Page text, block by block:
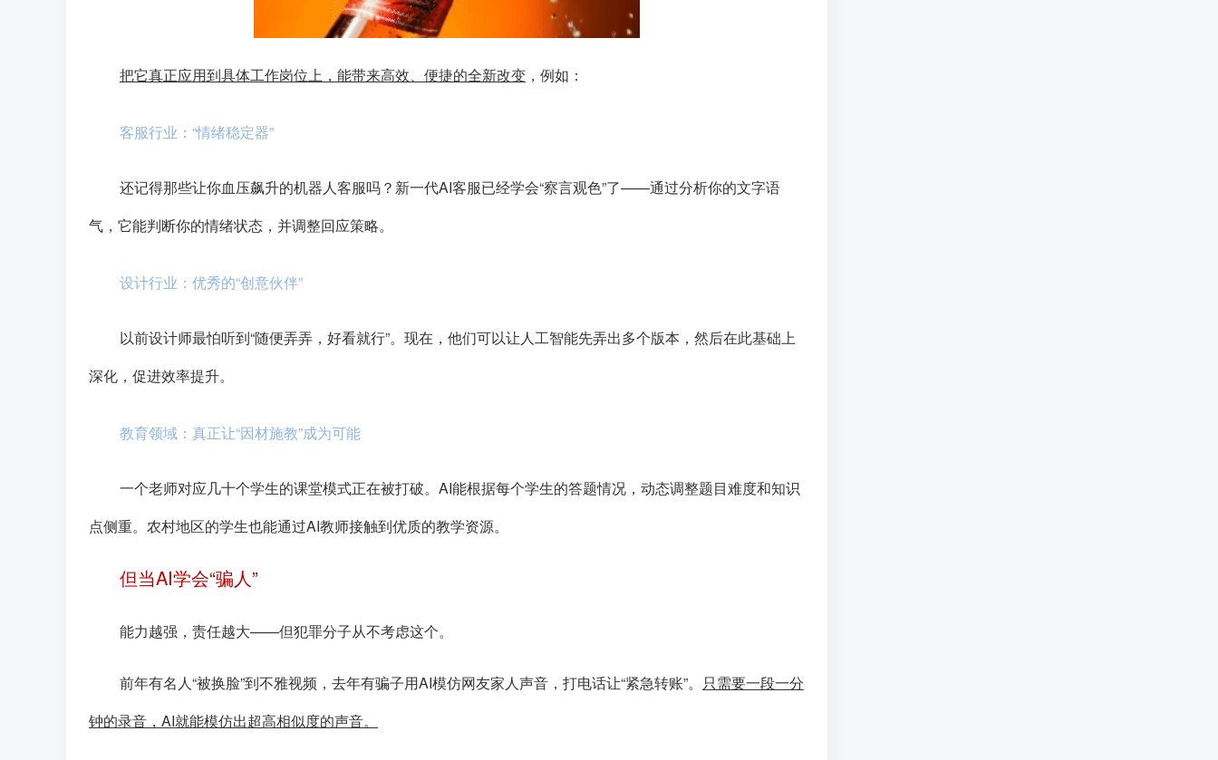
把它真正应用到具体工作岗位上，能带来高效、便捷的全新改变 ，例如：
客服行业：“情绪稳定器”
还记得那些让你血压飙升的机器人客服吗？新一代AI客服已经学会“察言观色”了——通过分析你的文字语
气，它能判断你的情绪状态，并调整回应策略。
设计行业：优秀的“创意伙伴”
以前设计师最怕听到“随便弄弄，好看就行”。现在，他们可以让人工智能先弄出多个版本，然后在此基础上
深化，促进效率提升。
教育领域：真正让“因材施教”成为可能
一个老师对应几十个学生的课堂模式正在被打破。AI能根据每个学生的答题情况，动态调整题目难度和知识
点侧重。农村地区的学生也能通过AI教师接触到优质的教学资源。
但当AI学会“骗人”
能力越强，责任越大——但犯罪分子从不考虑这个。
前年有名人“被换脸”到不雅视频，去年有骗子用AI模仿网友家人声音，打电话让“紧急转账”。 只需要一段一分
钟的录音，AI就能模仿出超高相似度的声音。